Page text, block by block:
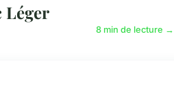
Léger
8 min de lecture →